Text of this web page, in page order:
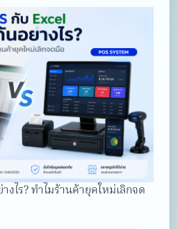
งไร? ทำไมร้านค้ายุคใหม่เลิกจด